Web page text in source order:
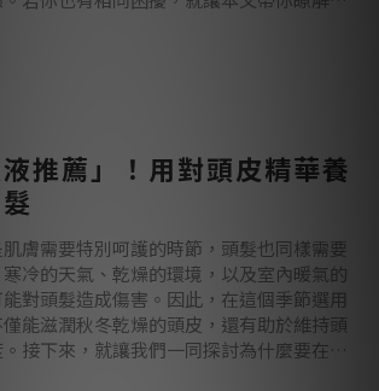
的重要性可別小看這些平常肉眼看不到的
偷增加髮根負擔的！油垢通常都黏在髮根
推薦」！用對頭皮精華養
膚需要特別呵護的時節，頭髮也同樣需要
冷的天氣、乾燥的環境，以及室內暖氣的
對頭髮造成傷害。因此，在這個季節選用
能滋潤秋冬乾燥的頭皮，還有助於維持頭
接下來，就讓我們一同探討為什麼要在秋